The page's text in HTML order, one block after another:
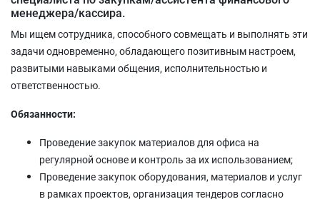
менеджера/кассира.
Мы ищем сотрудника, способного совмещать и выполнять эти
задачи одновременно, обладающего позитивным настроем,
развитыми навыками общения, исполнительностью и
ответственностью.
Обязанности:
Проведение закупок материалов для офиса на
регулярной основе и контроль за их использованием;
Проведение закупок оборудования, материалов и услуг
в рамках проектов, организация тендеров согласно